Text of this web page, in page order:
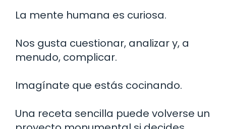
La mente humana es curiosa.
Nos gusta cuestionar, analizar y, a
menudo, complicar.
Imagínate que estás cocinando.
Una receta sencilla puede volverse un